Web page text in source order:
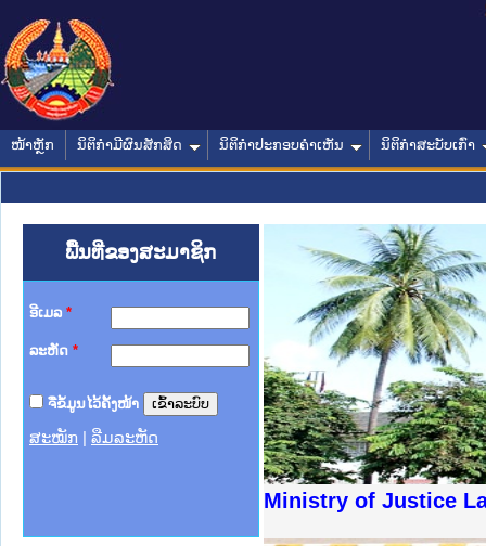
ໜ້າຫຼັກ ນິຕິກໍາມີຜົນສັກສິດ ນິຕິກໍາປະກອບຄໍາເຫັນ ນິຕິກໍາສະບັບເກົ່າ
ພື້ນທີ່ຂອງສະມາຊິກ
ອີເມລ *
ລະຫັດ *
ຈື່ຂໍ້ມູນໄວ້ຄັ້ງໜ້າ
ສະໝັກ ລືມລະຫັດ
Ministry of Justice
າຊົນ ພາກເໜືອ
ການ
ກາງ
ໃຕ້
ຕຳຫຼວດປະຊາຊົນ
ສັນຕິບານປະຊາຊົນ
ກເໜືອ
າຊົນ ພາກກາງ